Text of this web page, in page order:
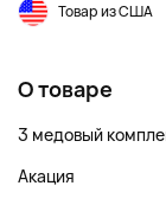
Товар из США
О товаре
3 медовый
Акация